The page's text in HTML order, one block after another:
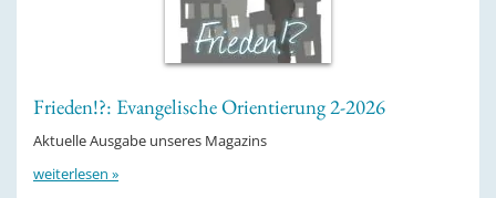
Frieden!?: Evangelische Orientierung 2-2026
Aktuelle Ausgabe unseres Magazins
weiterlesen »